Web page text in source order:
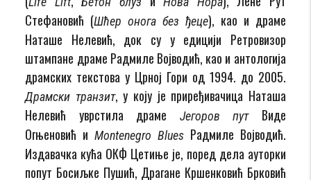
Стефановић (Шћер онога без ђеце), као и драме
Наташе Нелевић, док су у едицији Ретровизор
штампане драме Радмиле Војводић, као и антологија
драмских текстова у Црној Гори од 1994. до 2005.
Драмски транзит, у коју је приређивачица Наташа
Нелевић уврстила драме
Јегоров путВиде
Огњеновић иMontenegro BluesРадмиле Војводић.
Издавачка кућа ОКФ Цетиње је, поред дела ауторки
попут Босиљке Пушић, Драгане Кршенковић Брковић